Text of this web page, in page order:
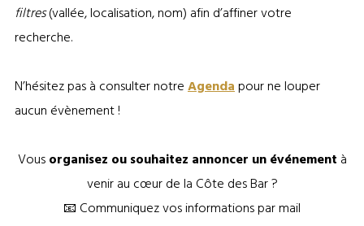
filtres(vallée, localisation, nom) afin d’affiner votre
recherche.
N’hésitez pas à consulter notreAgendapour ne louper
aucun évènement !
Vousorganisez ou souhaitez annoncer un événement à
venir au cœur de la Côte des Bar ?
📧 Communiquez vos informations par mail